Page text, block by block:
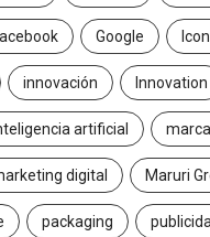
Google
innovación Innovation
artificial
digital Maruri
packaging